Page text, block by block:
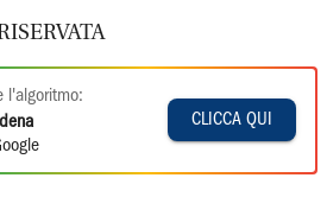
l'algoritmo:
CLICCA QUI